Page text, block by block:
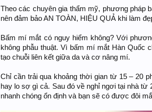
Theo các chuyên gia thẩm mỹ, phương pháp
nên đảm bảo AN TOÀN, HIỆU QUẢ khi làm
Bấm mí mắt có nguy hiểm không? Với
không phẫu thuật. Vì bấm mí mắt Hàn Quốc
tạo chuỗi liên kết giữa da và cơ nâng mí.
Chỉ cần trải qua khoảng thời gian từ 15 – 20
hay lo sợ gì cả. Sau đó về nghỉ ngơi tại nhà
nhanh chóng ổn định và bạn sẽ có được đôi